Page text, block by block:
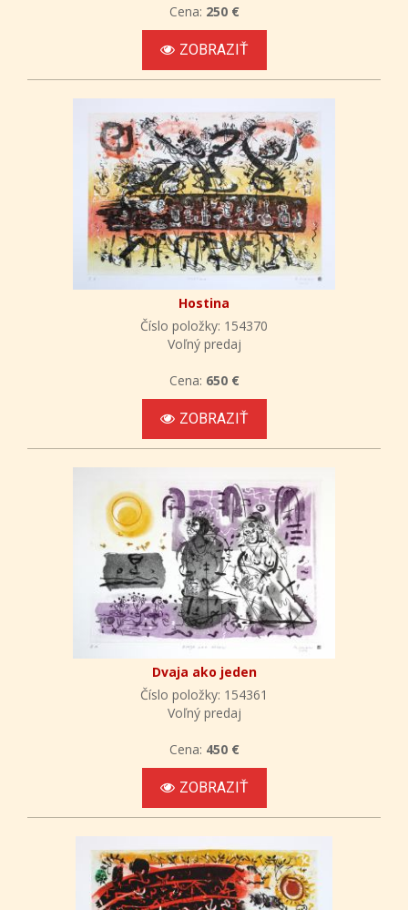
Cena: 250 €
ZOBRAZIŤ
Hostina
Číslo položky: 154370
Voľný predaj
Cena: 650 €
ZOBRAZIŤ
Dvaja ako jeden
Číslo položky: 154361
Voľný predaj
Cena: 450 €
ZOBRAZIŤ